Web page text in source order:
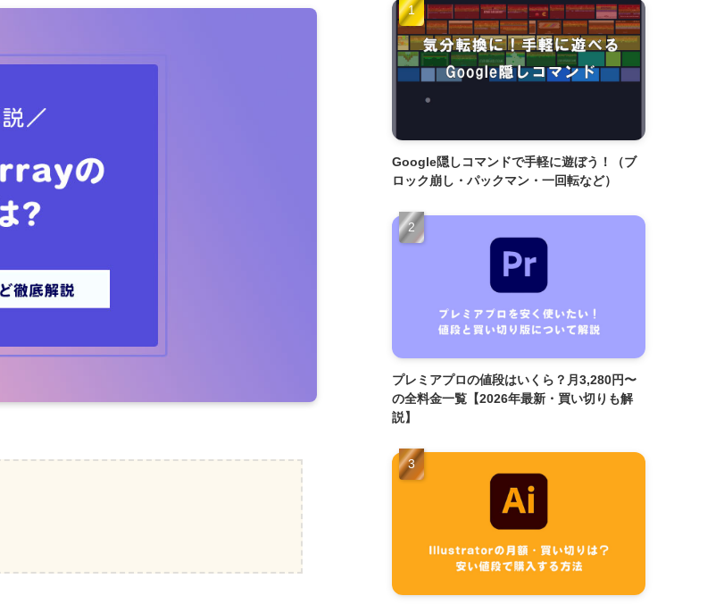
Google隠しコマンドで手軽に遊ぼう！（ブ
ロック崩し・パックマン・一回転など）
プレミアプロの値段はいくら？月3,280円〜
の全料金一覧【2026年最新・買い切りも解
説】